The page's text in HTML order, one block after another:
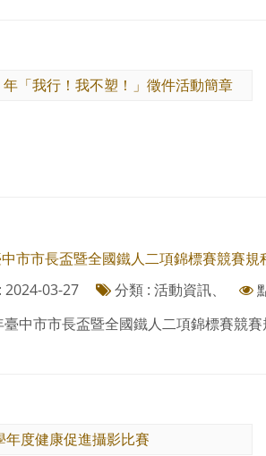
市市長盃暨全國鐵人二項錦標賽競賽規
03-27
分類 : 活動資訊、
臺中市市長盃暨全國鐵人二項錦標賽競